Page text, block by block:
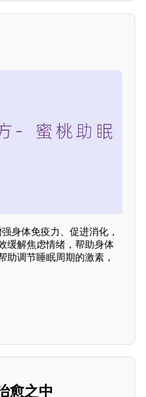
身体免疫力、促进消化，
缓解焦虑情绪，帮助身体
助调节睡眠周期的激素，
愈之中